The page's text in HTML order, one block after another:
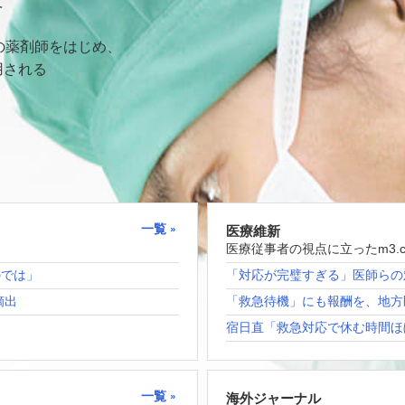
剤師をはじめ、
れる
一覧
は」
出
医療維新
医療従事者の視点に立った
「対応が完璧すぎる」医師ら
「救急待機」にも報酬を、地
宿日直「救急対応で休む時間
一覧 海外ジャーナル